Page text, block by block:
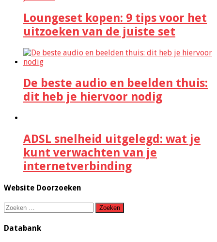
Loungeset kopen: 9 tips voor het
uitzoeken van de juiste set
De beste audio en beelden thuis:
dit heb je hiervoor nodig
ADSL snelheid uitgelegd: wat je
kunt verwachten van je
internetverbinding
Website Doorzoeken
Zoeken
Databank